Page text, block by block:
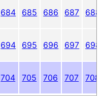
684 685 686 687 688
694 695 696 697 698
704 705 706 707 708